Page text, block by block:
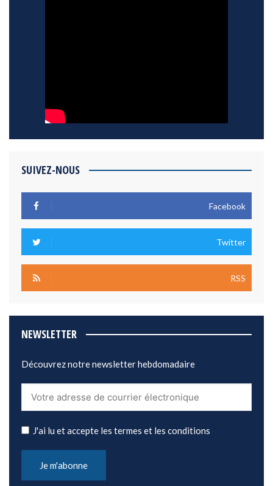
SUIVEZ-NOUS
Facebook
Twitter
RSS
NEWSLETTER
Découvrez notre newsletter hebdomadaire
J'ai lu et accepte les termes et les conditions